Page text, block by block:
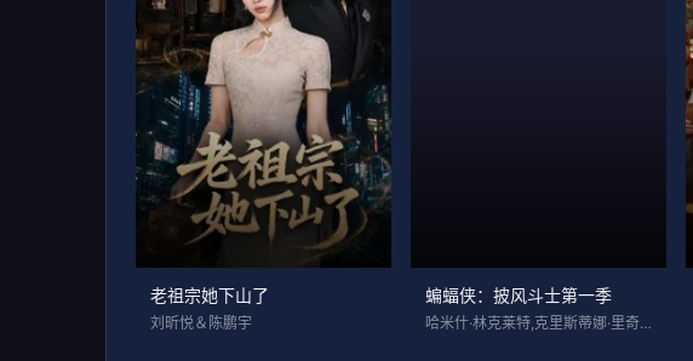
老祖宗她下山了
刘昕悦＆陈鹏宇
蝙蝠侠：披风斗士第一季
哈米什·林克莱特,克里斯蒂娜·里奇,郑智